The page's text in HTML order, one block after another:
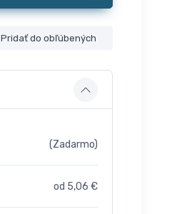
Pridať do obľúbených
(Zadarmo)
od 5,06 €